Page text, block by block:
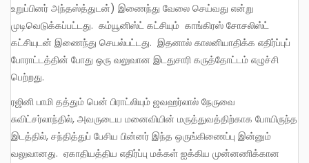
உறுப்பினர் அந்தஸ்த்துடன்) இணைந்து வேலை செய்வது என்று
முடிவெடுக்கப்பட்டது. கம்யூனிஸ்ட் கட்சியும் காங்கிரஸ் சோசலிஸ்ட்
கட்சியுடன் இணைந்து செயல்பட்டது. இதனால் காலனியாதிக்க எதிர்ப்புப்
போராட்டத்தின் போது ஒரு வலுவான இடதுசாரி கருத்தோட்டம் எழுச்சி
பெற்றது.
ரஜினி பாமி தத்தும் பென் பிராட்லியும் ஜவஹர்லால் நேருவை
சுவிட்சர்லாந்தில், அவருடைய மனைவியின் மருத்துவத்திற்காக போயிருந்த
இடத்தில், சந்தித்துப் பேசிய பின்னர் இந்த ஒருங்கிணைப்பு இன்னும்
வலுவானது. ஏகாதியத்திய எதிர்ப்பு மக்கள் ஐக்கிய முன்னணிக்கான